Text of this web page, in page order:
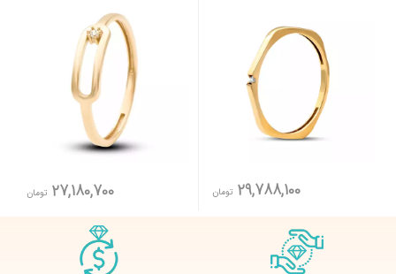
29,788,100 تومان 27,180,700 تومان